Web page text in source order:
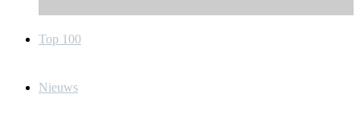
Top 100
Nieuws